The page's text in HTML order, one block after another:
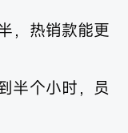
，热销款能更
半个小时，员